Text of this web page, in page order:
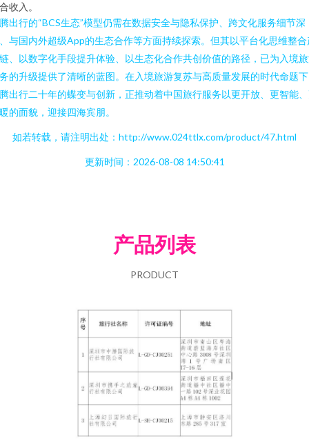
收入。
出行的“BCS生态”模型仍需在数据安全与隐私保护、跨文化服务细节深
与国内外超级App的生态合作等方面持续探索。但其以平台化思维整合
、以数字化手段提升体验、以生态化合作共创价值的路径，已为入境
的升级提供了清晰的蓝图。在入境旅游复苏与高质量发展的时代命题
出行二十年的蝶变与创新，正推动着中国旅行服务以更开放、更智能
的面貌，迎接四海宾朋。
如若转载，请注明出处：http://www.024ttlx.com/product/47.html
更新时间：2026-08-08 14:50:41
产品列表
PRODUCT